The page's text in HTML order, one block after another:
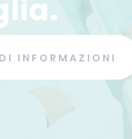
INFORMAZIONI